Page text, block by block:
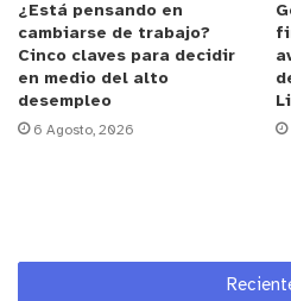
¿Está pensando en
cambiarse de trabajo?
Cinco claves para decidir
en medio del alto
desempleo
6 Agosto, 2026